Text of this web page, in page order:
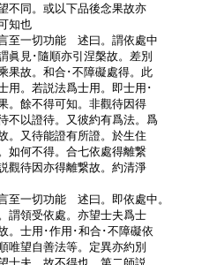
不同。或以下品後念果故亦
知也
至一切功能 述曰。謂依處中
眞見･隨順亦引涅槃故。差別
果故。和合･不障礙處得。此
用。若説法爲士用。即士用･
。餘不得可知。非觀待因得
不以證待。又彼約有爲法。爲
。又待能證有所證。於生住
如何不得。合七依處得離繋
觀待因亦得離繋故。約清淨
至一切功能 述曰。即依處中。
謂領受依處。亦望士夫爲士
。士用･作用･和合･不障礙依
唯望自善法等。定異亦約別